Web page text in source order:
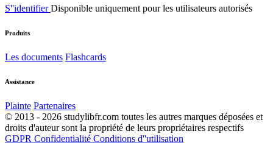
S''identifierDisponible uniquement pour les utilisateurs autorisés
Produits
Les documents Flashcards
Assistance
Plainte Partenaires
© 2013 - 2026 studylibfr.com toutes les autres marques déposées et
droits d'auteur sont la propriété de leurs propriétaires respectifs
GDPR Confidentialité Conditions d''utilisation